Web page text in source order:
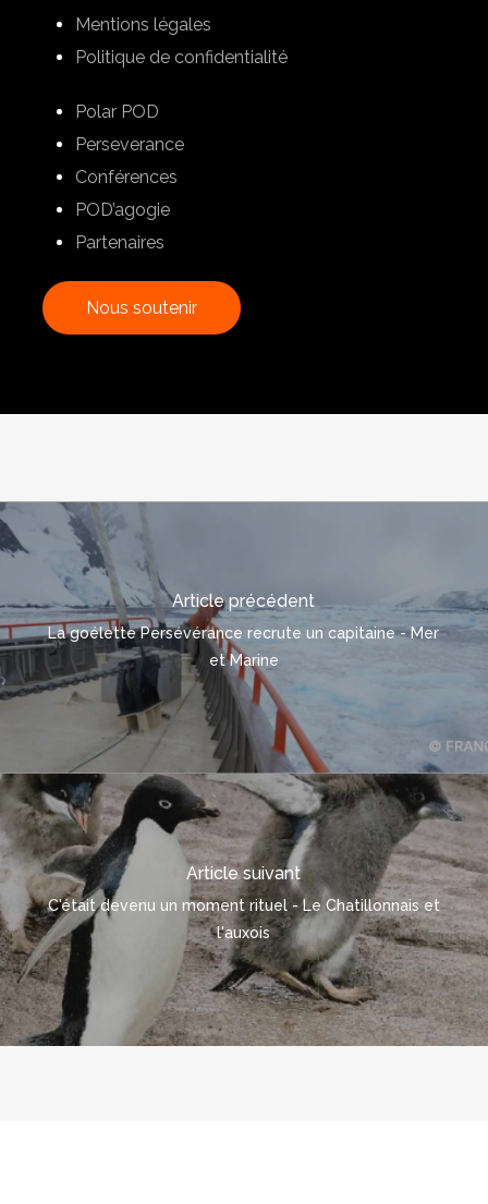
Mentions légales
Politique de confidentialité
Polar POD
Perseverance
Conférences
POD’agogie
Partenaires
Nous soutenir
Article précédent
La goélette Persévérance recrute un capitaine - Mer
et Marine
Article suivant
C'était devenu un moment rituel - Le Chatillonnais et
l'auxois